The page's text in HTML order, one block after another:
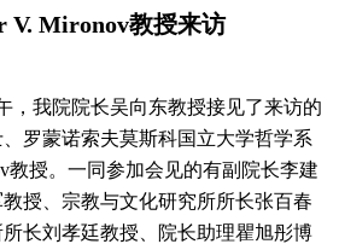
V. Mironov教授来访
我院院长吴向东教授接见了来访的
罗蒙诺索夫莫斯科国立大学哲学系
教授。一同参加会见的有副院长李建
授、宗教与文化研究所所长张百春
长刘孝廷教授、院长助理瞿旭彤博